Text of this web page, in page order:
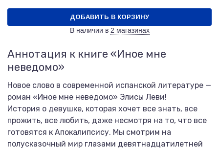
ДОБАВИТЬ В КОРЗИНУ
В наличии в 2 магазинах
Аннотация к книге «Иное мне
неведомо»
Новое слово в современной испанской литературе —
роман «Иное мне неведомо» Элисы Леви!
История о девушке, которая хочет все знать, все
прожить, все любить, даже несмотря на то, что все
готовятся к Апокалипсису. Мы смотрим на
полусказочный мир глазами девятнадцатилетней